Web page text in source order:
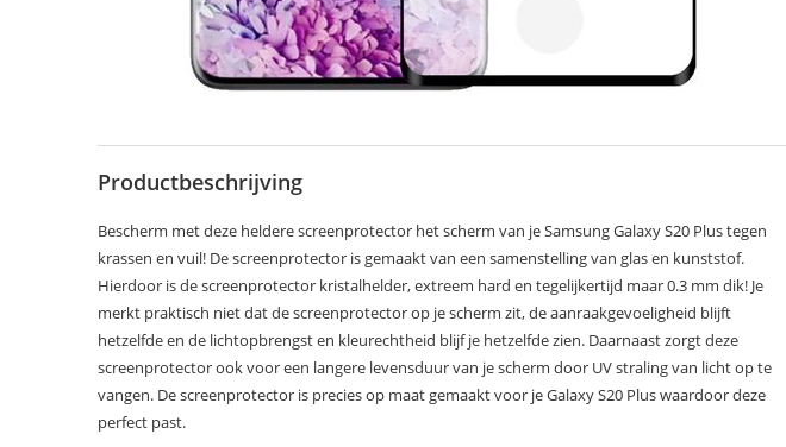
Productbeschrijving
Bescherm met deze heldere screenprotector het scherm van je Samsung Galaxy S20 Plus tegen
krassen en vuil! De screenprotector is gemaakt van een samenstelling van glas en kunststof.
Hierdoor is de screenprotector kristalhelder, extreem hard en tegelijkertijd maar 0.3 mm dik! Je
merkt praktisch niet dat de screenprotector op je scherm zit, de aanraakgevoeligheid blijft
hetzelfde en de lichtopbrengst en kleurechtheid blijf je hetzelfde zien. Daarnaast zorgt deze
screenprotector ook voor een langere levensduur van je scherm door UV straling van licht op te
vangen. De screenprotector is precies op maat gemaakt voor je Galaxy S20 Plus waardoor deze
perfect past.